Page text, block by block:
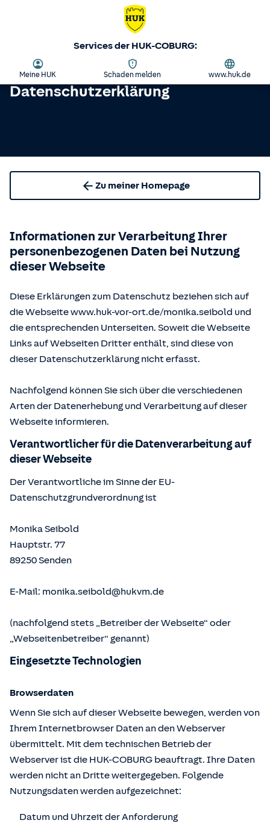
Services der HUK-COBURG:
Meine HUK Schaden melden www.huk.de
Datenschutzerklärung
Zu meiner Homepage
Informationen zur Verarbeitung Ihrer
personenbezogenen Daten bei Nutzung
dieser Webseite
Diese Erklärungen zum Datenschutz beziehen sich auf
die Webseite www.huk-vor-ort.de/monika.seibold und
die entsprechenden Unterseiten. Soweit die Webseite
Links auf Webseiten Dritter enthält, sind diese von
dieser Datenschutzerklärung nicht erfasst.
Nachfolgend können Sie sich über die verschiedenen
Arten der Datenerhebung und Verarbeitung auf dieser
Webseite informieren.
Verantwortlicher für die Datenverarbeitung auf
dieser Webseite
Der Verantwortliche im Sinne der EU-
Datenschutzgrundverordnung ist
Monika Seibold
Hauptstr. 77
89250Senden
E-Mail: monika.seibold@hukvm.de
(nachfolgend stets „Betreiber der Webseite“ oder
„Webseitenbetreiber“ genannt)
Eingesetzte Technologien
Browserdaten
Wenn Sie sich auf dieser Webseite bewegen, werden von
Ihrem Internetbrowser Daten an den Webserver
übermittelt. Mit dem technischen Betrieb der
Webserver ist die HUK-COBURG beauftragt. Ihre Daten
werden nicht an Dritte weitergegeben. Folgende
Nutzungsdaten werden aufgezeichnet:
Datum und Uhrzeit der Anforderung